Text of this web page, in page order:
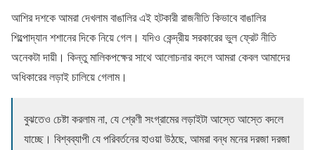
আশির দশকে আমরা দেখলাম বাঙালির এই হটকারী রাজনীতি কিভাবে বাঙালির
শিল্পোদ্যান শশানের দিকে নিয়ে গেল। যদিও কেন্দ্রীয় সরকারের ভুল ফ্রেট নীতি
অনেকটা দায়ী। কিন্তু মালিকপক্ষের সাথে আলোচনার বদলে আমরা কেবল আমাদের
অধিকারের লড়াই চালিয়ে গেলাম।
বুঝতেও চেষ্টা করলাম না, যে শ্রেণী সংগ্রামের লড়াইটা আস্তে আস্তে বদলে
যাচ্ছে। বিশ্বব্যাপী যে পরিবর্তনের হাওয়া উঠছে, আমরা বন্ধ মনের দরজা দরজা